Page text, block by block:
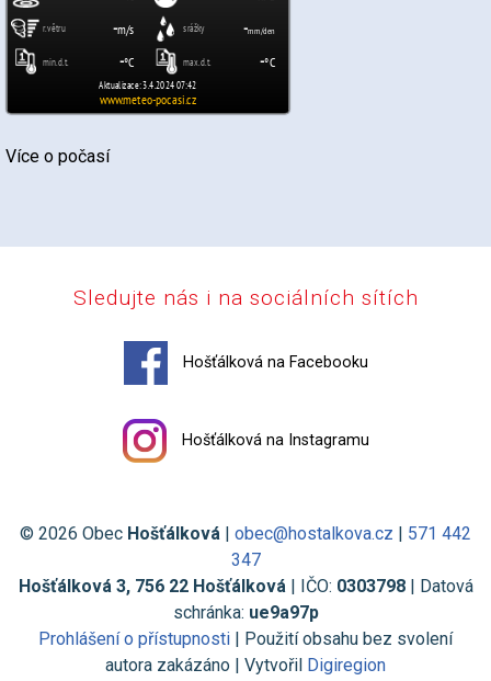
Více o počasí
Sledujte nás i na sociálních sítích
Hošťálková na Facebooku
Hošťálková na Instagramu
© 2026 Obec Hošťálková | obec@hostalkova.cz | 571 442
347
Hošťálková 3, 756 22 Hošťálková| IČO: 0303798| Datová
schránka: ue9a97p
Prohlášení o přístupnosti | Použití obsahu bez svolení
autora zakázáno | Vytvořil Digiregion